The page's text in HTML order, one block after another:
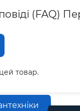
(FAQ)
товар.